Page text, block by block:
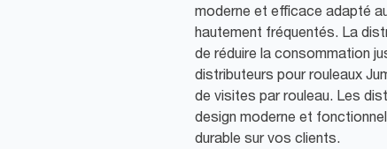
moderne et efficace adapté
hautement fréquentés. La
de réduire la consommation
distributeurs pour rouleaux
de visites par rouleau. Les
design moderne et
durable sur vos clients.